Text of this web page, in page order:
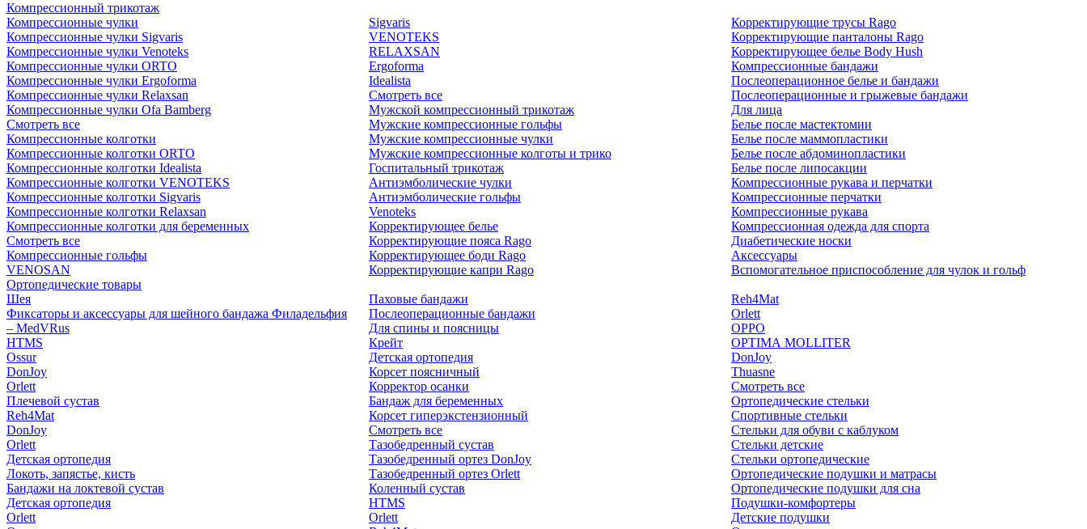
Компрессионный трикотаж
Компрессионные чулки
Компрессионные чулки Sigvaris
Компрессионные чулки Venoteks
Компрессионные чулки ORTO
Компрессионные чулки Ergoforma
Компрессионные чулки Relaxsan
Компрессионные чулки Ofa Bamberg
Смотреть все
Компрессионные колготки
Компрессионные колготки ORTO
Компрессионные колготки Idealista
Компрессионные колготки VENOTEKS
Компрессионные колготки Sigvaris
Компрессионные колготки Relaxsan
Компрессионные колготки для беременных
Смотреть все
Компрессионные гольфы
VENOSAN
Sigvaris
VENOTEKS
RELAXSAN
Ergoforma
Idealista
Смотреть все
Мужской компрессионный трикотаж
Мужские компрессионные гольфы
Мужские компрессионные чулки
Мужские компрессионные колготы и трико
Госпитальный трикотаж
Антиэмболические чулки
Антиэмболические гольфы
Venoteks
Корректирующее белье
Корректирующие пояса Rago
Корректирующее боди Rago
Корректирующие капри Rago
Корректирующие трусы Rago
Корректирующие панталоны Rago
Корректирующее белье Body Hush
Компрессионные бандажи
Послеоперационное белье и бандажи
Послеоперационные и грыжевые бандажи
Для лица
Белье после мастектомии
Белье после маммопластики
Белье после абдоминопластики
Белье после липосакции
Компрессионные рукава и перчатки
Компрессионные перчатки
Компрессионные рукава
Компрессионная одежда для спорта
Диабетические носки
Аксессуары
Вспомогательное приспособление для чулок и гольф
Ортопедические товары
Шея
Фиксаторы и аксессуары для шейного бандажа Филадельфия
– MedVRus
HTMS
Ossur
DonJoy
Orlett
Плечевой сустав
Reh4Mat
DonJoy
Orlett
Детская ортопедия
Локоть, запястье, кисть
Бандажи на локтевой сустав
Детская ортопедия
Orlett
Паховые бандажи
Послеоперационные бандажи
Для спины и поясницы
Крейт
Детская ортопедия
Корсет поясничный
Корректор осанки
Бандаж для беременных
Корсет гиперэкстензионный
Смотреть все
Тазобедренный сустав
Тазобедренный ортез DonJoy
Тазобедренный ортез Orlett
Коленный сустав
HTMS
Orlett
Reh4Mat
Orlett
OPPO
OPTIMA MOLLITER
DonJoy
Thuasne
Смотреть все
Ортопедические стельки
Спортивные стельки
Стельки для обуви с каблуком
Стельки детские
Стельки ортопедические
Ортопедические подушки и матрасы
Ортопедические подушки для сна
Подушки-комфортеры
Детские подушки